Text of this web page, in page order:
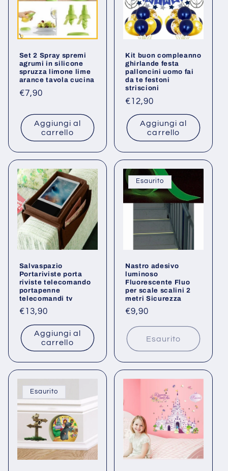
Set 2 Spray spremi
agrumi in silicone
spruzza limone lime
arance tavola cucina
Prezzo
listino
€7,90
Aggiungi al
carrello
Kit buon compleanno
ghirlande festa
palloncini uomo fai
da te festoni
striscioni
Prezzo
di
listino
€12,90
Aggiungi al
carrello
Salvaspazio
Portariviste porta
riviste telecomando
portapenne
telecomandi tv
Prezzo
listino
€13,90
Aggiungi al
carrello
Esaurito
Nastro adesivo
luminoso
Fluorescente Fluo
per scale scalini 2
metri Sicurezza
Prezzo
listino
€9,90
Esaurito
Esaurito